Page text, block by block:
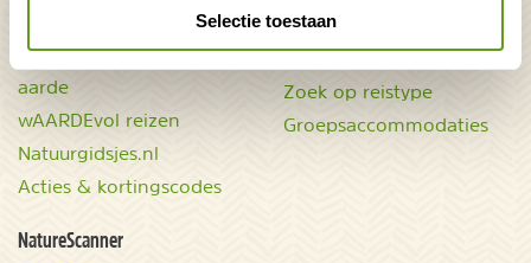
Selectie toestaan
aarde
wAARDEvol reizen
Natuurgidsjes.nl
Acties & kortingscodes
Zoek op reistype
Groepsaccommodaties
NatureScanner